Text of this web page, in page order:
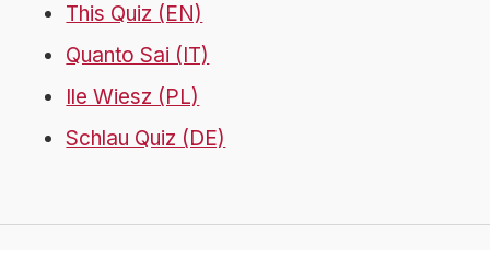
This Quiz (EN)
Quanto Sai (IT)
Ile Wiesz (PL)
Schlau Quiz (DE)